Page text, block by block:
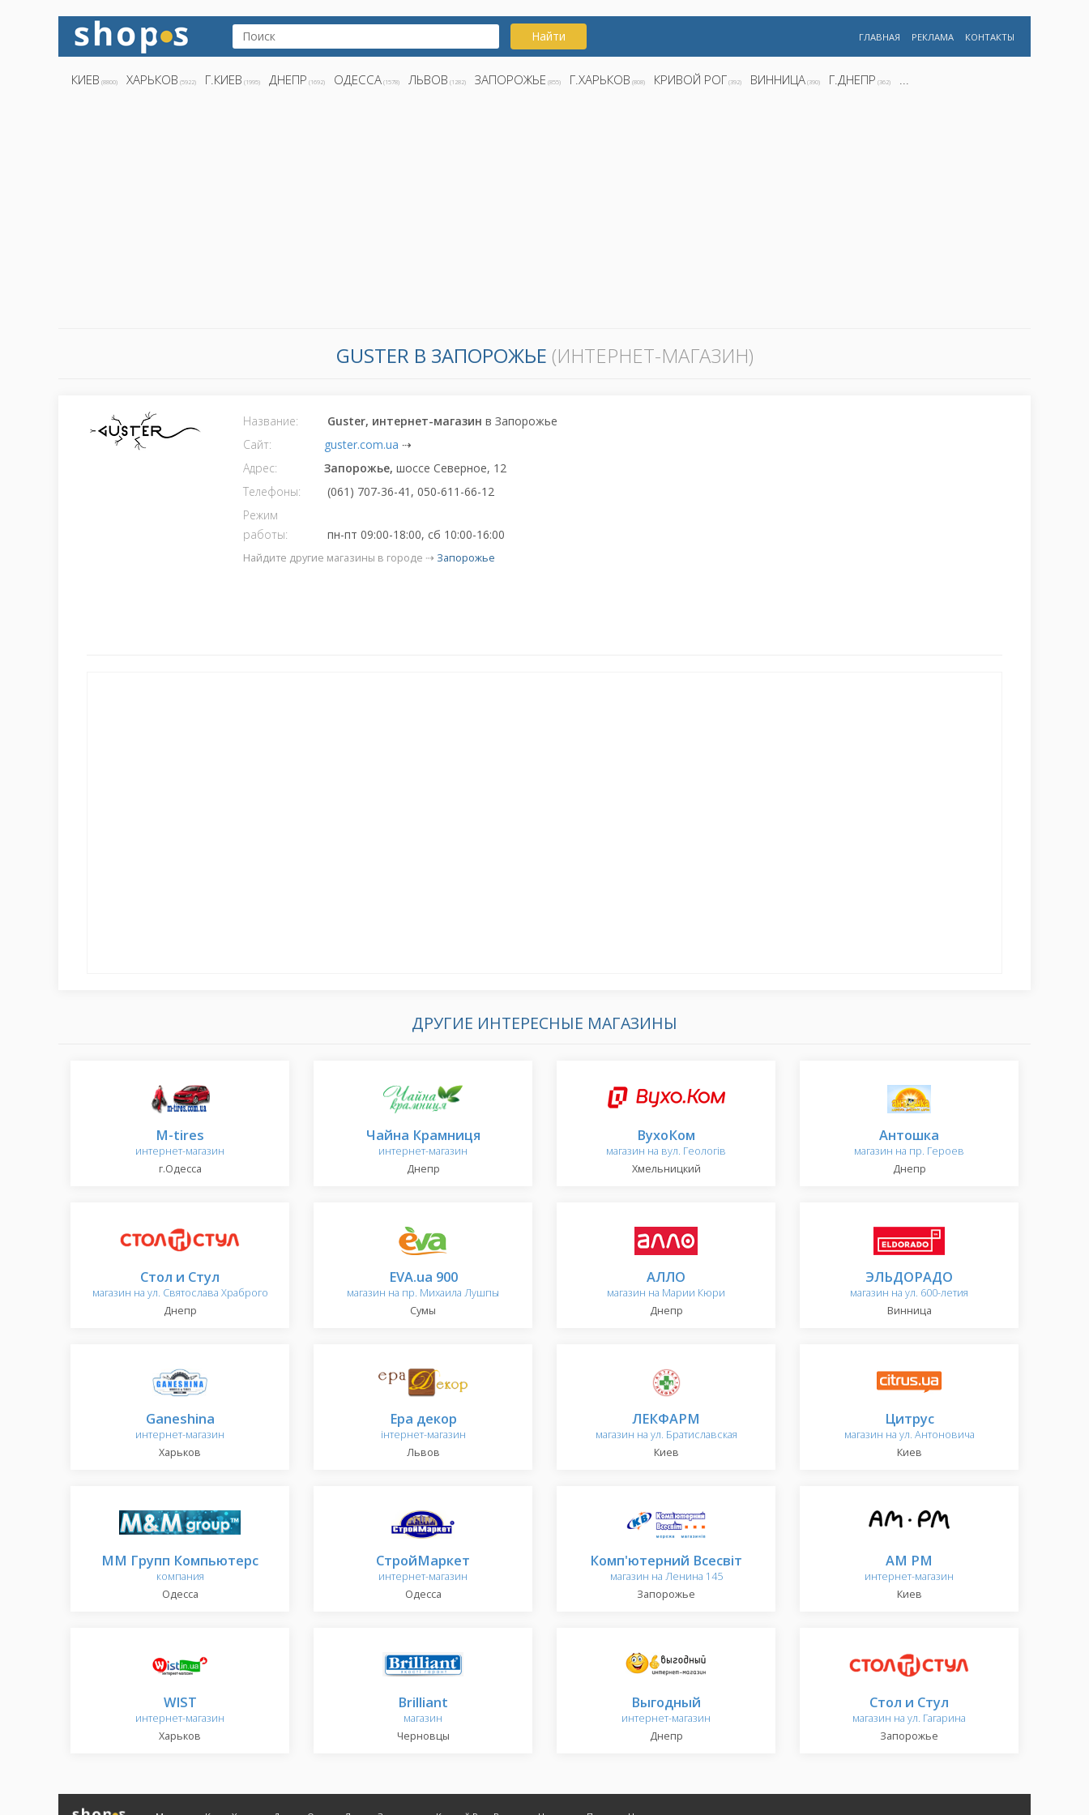
Найти ГЛАВНАЯ РЕКЛАМА КОНТАКТЫ
КИЕВ (8800) ХАРЬКОВ (5922) Г.КИЕВ (1995) ДНЕПР (1692) ОДЕССА (1578) ЛЬВОВ (1282) ЗАПОРОЖЬЕ (855) Г.ХАРЬКОВ (808) КРИВОЙ РОГ (392) ВИННИЦА (390) Г.ДНЕПР (362) ...
GUSTER В ЗАПОРОЖЬЕ (ИНТЕРНЕТ-МАГАЗИН)
Название: Guster, интернет-магазин в Запорожье
Сайт:
guster.com.ua ⇢
Адрес:
Запорожье,шоссе Северное, 12
Телефоны:
(061) 707-36-41, 050-611-66-12
Режим
работы:
пн-пт 09:00-18:00, сб 10:00-16:00
Найдите другие магазины в городе ⇢ Запорожье
ДРУГИЕ ИНТЕРЕСНЫЕ МАГАЗИНЫ
M-tires
интернет-магазин
г.Одесса
Чайна Крамниця
интернет-магазин
Днепр
ВухоКом
магазин на вул. Геологів
Хмельницкий
Антошка
магазин на пр. Героев
Днепр
Стол и Стул
магазин на ул. Святослава Храброго
Днепр
EVA.ua 900
магазин на пр. Михаила Лушпы
Сумы
АЛЛО
магазин на Марии Кюри
Днепр
ЭЛЬДОРАДО
магазин на ул. 600-летия
Винница
Ganeshina
интернет-магазин
Харьков
Ера декор
інтернет-магазин
Львов
ЛЕКФАРМ
магазин на ул. Братиславская
Киев
Цитрус
магазин на ул. Антоновича
Киев
ММ Групп Компьютерс
компания
Одесса
СтройМаркет
интернет-магазин
Одесса
Комп'ютерний Всесвiт
магазин на Ленина 145
Запорожье
AM PM
интернет-магазин
Киев
WIST
интернет-магазин
Харьков
Brilliant
магазин
Черновцы
Выгодный
интернет-магазин
Днепр
Стол и Стул
магазин на ул. Гагарина
Запорожье